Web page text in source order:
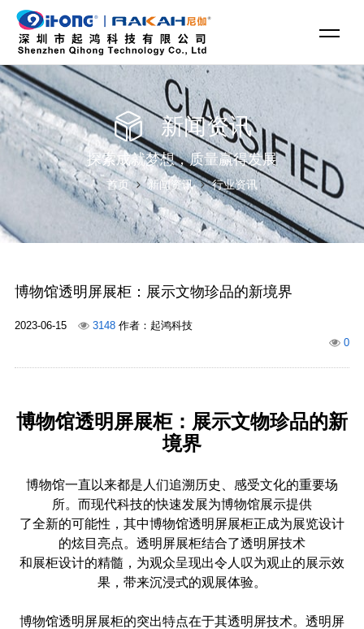
新闻资讯
探索成就梦想，质量赢得发展
首页 新闻资讯 行业资讯
博物馆透明屏展柜：展示文物珍品的新境界
2023-06-15 3148作者：起鸿科技
0
博物馆透明屏展柜：展示文物珍品的新
境界
博物馆一直以来都是人们追溯历史、感受文化的重要场
所。而现代科技的快速发展为博物馆展示提供
了全新的可能性，其中博物馆透明屏展柜正成为展览设计
的炫目亮点。透明屏展柜结合了透明屏技术
和展柜设计的精髓，为观众呈现出令人叹为观止的展示效
果，带来沉浸式的观展体验。
博物馆透明屏展柜的突出特点在于其透明屏技术。透明屏